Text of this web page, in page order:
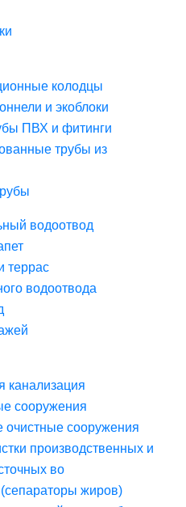
колодцы
и экоблоки
ПВХ и фитинги
трубы из
водоотвод
террас
водоотвода
канализация
сооружения
сооружения
производственных и
во
жиров)